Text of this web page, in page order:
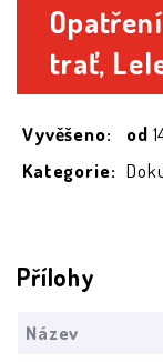
trať,
Vyvěšeno: od
Kategorie:
Přílohy
Název